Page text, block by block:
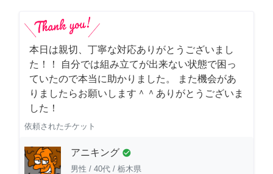
本日は親切、丁寧な対応ありがとうございまし
た！！ 自分では組み立てが出来ない状態で困っ
ていたので本当に助かりました。 また機会があ
りましたらお願いします＾＾ありがとうございま
した！
依頼されたチケット
アニキング check_circle
男性 / 40代 / 栃木県